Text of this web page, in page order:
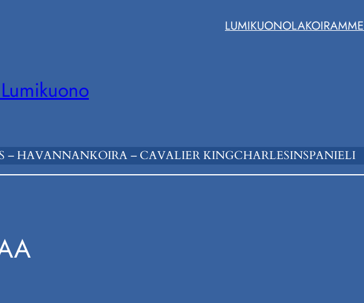
LUMIKUONOLAKOIRAMME
– HAVANNANKOIRA – CAVALIER KINGCHARLESINSPANIELI